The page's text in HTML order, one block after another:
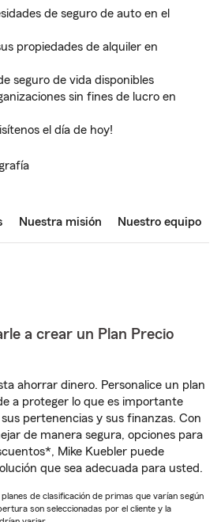
de seguro de auto en el
propiedades de alquiler en
seguro de vida disponibles
sin fines de lucro en
el día de hoy!
Nuestra misión Nuestro equipo
a crear un Plan Precio
ahorrar dinero. Personalice un plan
a proteger lo que es importante
pertenencias y sus finanzas. Con
de manera segura, opciones para
Mike Kuebler puede
que sea adecuada para usted.
de clasificación de primas que varían según
son seleccionadas por el cliente y la